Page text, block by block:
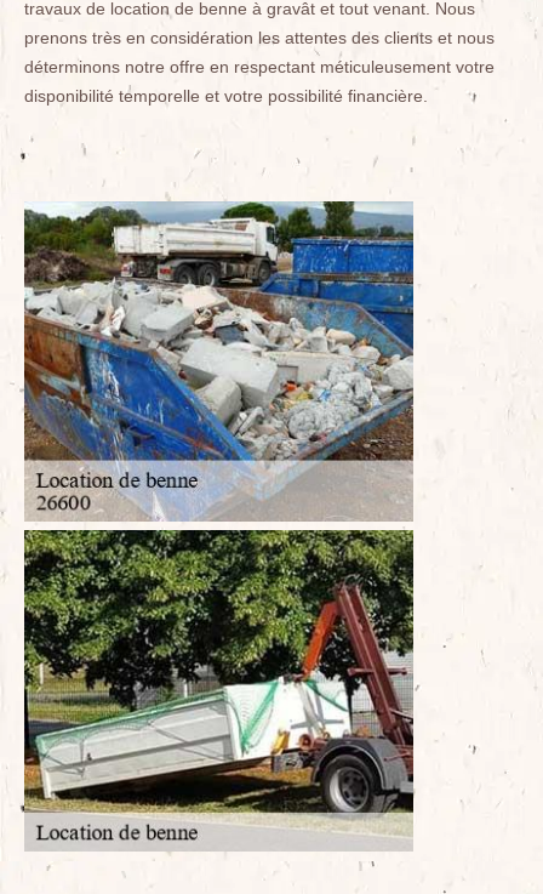
travaux de location de benne à gravât et tout venant. Nous
prenons très en considération les attentes des clients et nous
déterminons notre offre en respectant méticuleusement votre
disponibilité temporelle et votre possibilité financière.